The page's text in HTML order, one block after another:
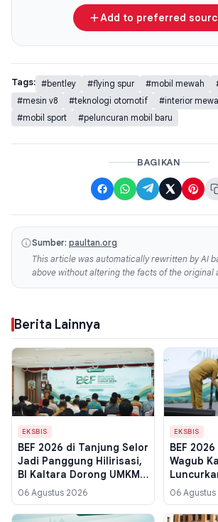
Add to preferred
Tags: #bentley #flying spur #mobil mewah
#mesin v8
#teknologi otomotif #interior
#mobil sport
#peluncuran mobil baru
BAGIKAN
Sumber: paultan.org
This article was automatically rewritten by AI
above without altering the facts of the original
Berita Lainnya
EKSBIS
BEF 2026 di Tanjung Selor
Jadi Panggung Hilirisasi,
BI Kaltara Dorong UMKM
Lepas dari
Ketergantungan
Tambang
06 Agustus 2026
EKSBIS
BEF
Wagub
SiGapKU
Inflasi
Pangan
06